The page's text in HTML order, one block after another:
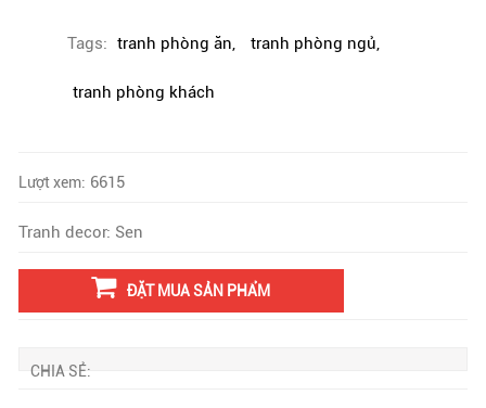
Tags: tranh phòng ăn, tranh phòng ngủ,
tranh phòng khách
Lượt xem: 6615
Tranh decor: Sen
ĐẶT MUA SẢN PHẨM
CHIA SẺ: